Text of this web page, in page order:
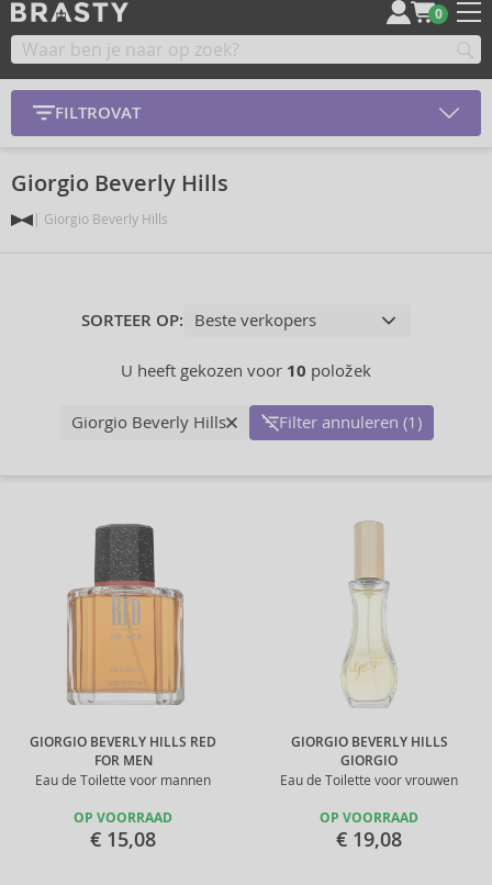
0
FILTROVAT
Giorgio Beverly Hills
Giorgio Beverly Hills
SORTEER OP:
U heeft gekozen voor 10 položek
Giorgio Beverly Hills Filter annuleren (1)
GIORGIO BEVERLY HILLS RED
FOR MEN
Eau de Toilette voor mannen
OP VOORRAAD
€ 15,08
GIORGIO BEVERLY HILLS
GIORGIO
Eau de Toilette voor vrouwen
OP VOORRAAD
€ 19,08